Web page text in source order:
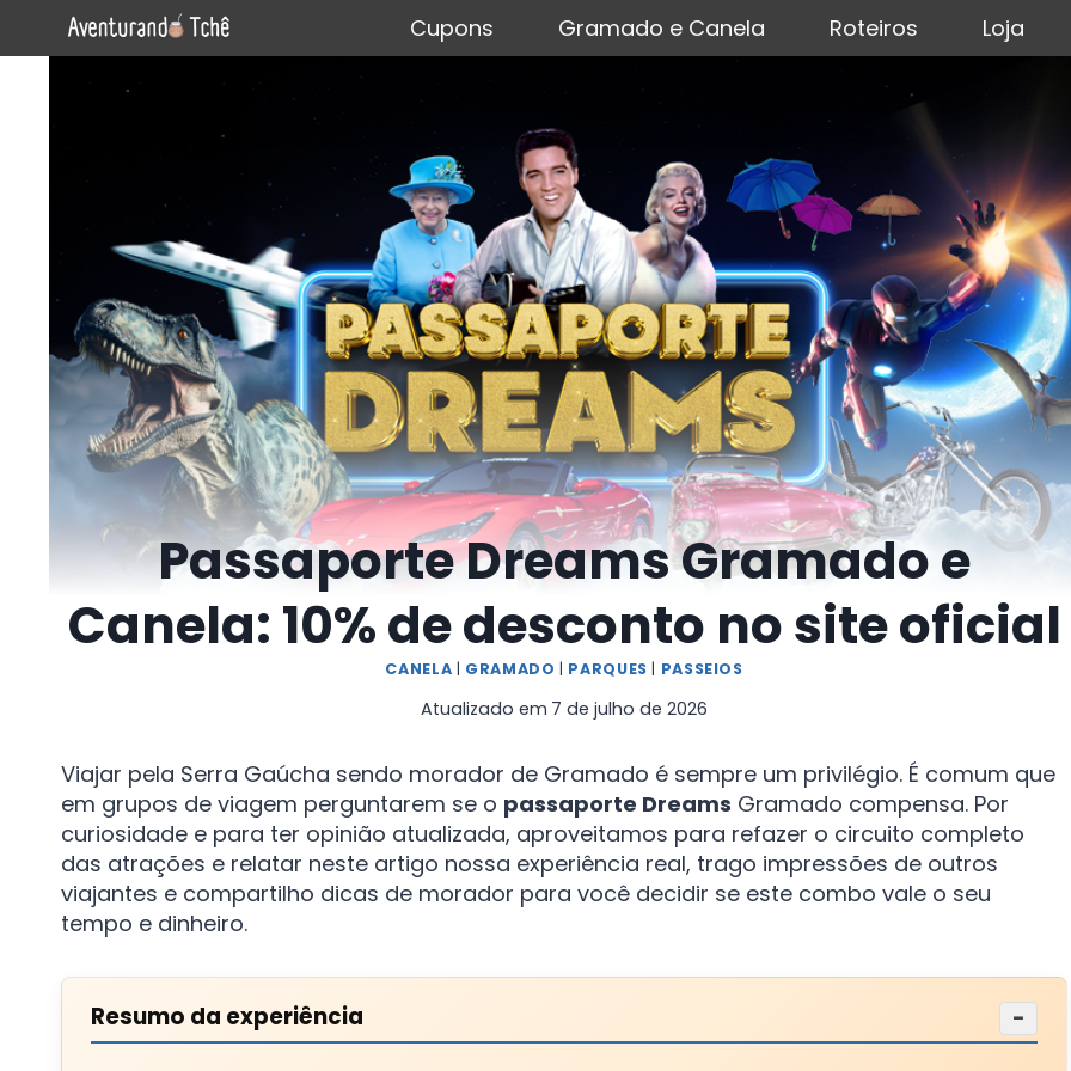
Cupons Gramado e Canela Roteiros Loja
Passaporte Dreams Gramado e
Canela: 10% de desconto no site oficial
CANELA | GRAMADO | PARQUES | PASSEIOS
Atualizado em 7 de julho de 2026
Viajar pela Serra Gaúcha sendo morador de Gramado é sempre um privilégio. É comum que
em grupos de viagem perguntarem se o passaporte Dreams Gramado compensa. Por
curiosidade e para ter opinião atualizada, aproveitamos para refazer o circuito completo
das atrações e relatar neste artigo nossa experiência real, trago impressões de outros
viajantes e compartilho dicas de morador para você decidir se este combo vale o seu
tempo e dinheiro.
Resumo da experiência −